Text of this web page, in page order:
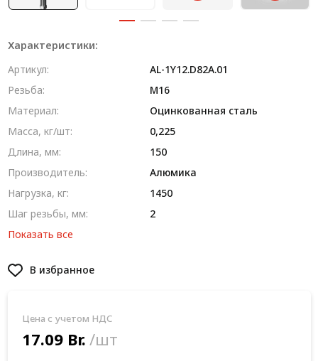
Характеристики:
Артикул:
AL-1Y12.D82A.01
Резьба:
М16
Материал:
Оцинкованная сталь
Масса, кг/шт:
0,225
Длина, мм:
150
Производитель:
Алюмика
Нагрузка, кг:
1450
Шаг резьбы, мм:
2
Показать все
В избранное
Цена с учетом НДС
17.09 Br. /шт